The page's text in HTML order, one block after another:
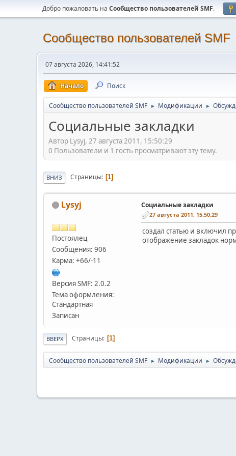
Добро пожаловать на Cообщество пользователей SMF.
Cообщество пользователей SMF
07 августа 2026, 14:41:52
Начало Поиск
Cообщество пользователей SMF ► Модификации ►
Социальные закладки
Автор Lysyj, 27 августа 2011, 15:50:29
0 Пользователи и 1 гость просматривают эту тему.
ВНИЗ Страницы 1
Lysyj
Постоялец
Сообщения: 906
Карма: +66/-11
Версия SMF: 2.0.2
Тема оформления:
Стандартная
Записан
Социальные закладки
27 августа 2011, 15:50:29
создал статью и включил
отображение закладок
ВВЕРХ Страницы 1
Cообщество пользователей SMF ► Модификации ►